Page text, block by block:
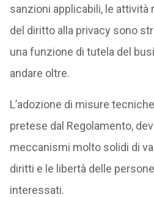
sanzioni applicabili, le attività
del diritto alla privacy sono
una funzione di tutela del
andare oltre.
L’adozione di misure
pretese dal Regolamento,
meccanismi molto solidi di
diritti e le libertà delle
interessati.